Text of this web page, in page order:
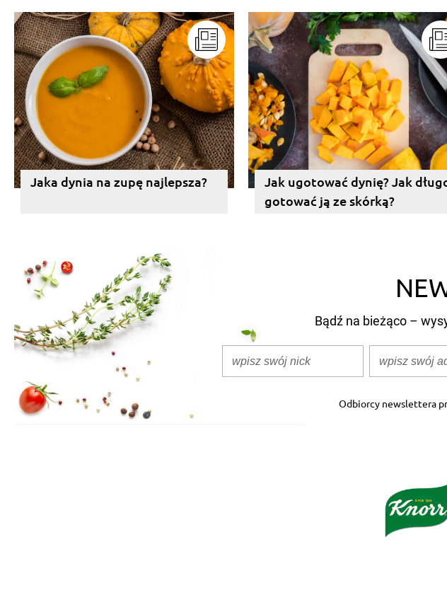
Jaka dynia na zupę najlepsza?
Jak ugotować dynię? Jak
gotować ją ze skórką?
Bądź na bieżąco –
Odbiorcy newslettera